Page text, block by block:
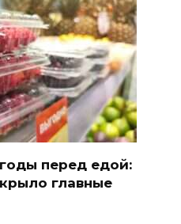
перед едой:
главные